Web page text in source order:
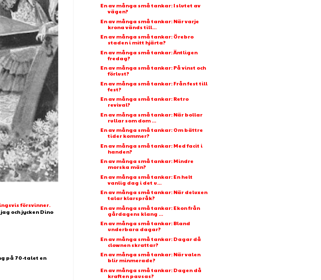
försvinner.
och jycken Dino
på 70-talet en
En av många små tankar: I slutet av
vägen?
En av många små tankar: När varje
krona vänds till...
En av många små tankar: Örebro
staden i mitt hjärta?
En av många små tankar: Äntligen
fredag?
En av många små tankar: På vinst och
förlust?
En av många små tankar: Från fest till
fest?
En av många små tankar: Retro
revival?
En av många små tankar: När bollar
rullar som dom ...
En av många små tankar: Om bättre
tider kommer?
En av många små tankar: Med facit i
handen?
En av många små tankar: Mindre
morska män?
En av många små tankar: En helt
vanlig dag i det u...
En av många små tankar: När deluxen
talar klarspråk?
En av många små tankar: Ekon från
gårdagens klang ...
En av många små tankar: Bland
underbara dagar?
En av många små tankar: Dagar då
clownen skrattar?
En av många små tankar: När valen
blir minmerade?
En av många små tankar: Dagen då
kraften pausas?